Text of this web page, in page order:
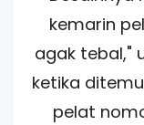
kemarin
agak tebal,"
ketika
pelat